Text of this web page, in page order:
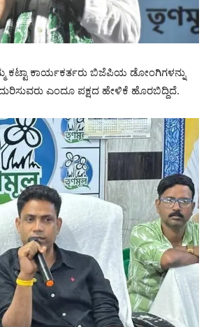
ಕಟ್ಟಾ ಕಾರ್ಯಕರ್ತರು ಬಿಜೆಪಿಯ ಡೋಂಗಿಗಳನ್ನು
ಎಂದೂ ಪಕ್ಷದ ಹೇಳಿಕೆ ಹೊರಬಿದ್ದಿದೆ.